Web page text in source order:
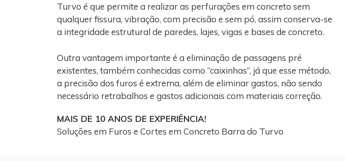
Turvo é que permite a realizar as perfurações em concreto sem
qualquer fissura, vibração, com precisão e sem pó, assim conserva-se
a integridade estrutural de paredes, lajes, vigas e bases de concreto.
Outra vantagem importante é a eliminação de passagens pré
existentes, também conhecidas como “caixinhas”, já que esse método,
a precisão dos furos é extrema, além de eliminar gastos, não sendo
necessário retrabalhos e gastos adicionais com materiais correção.
MAIS DE 10 ANOS DE EXPERIÊNCIA!
Soluções em Furos e Cortes em Concreto Barra do Turvo